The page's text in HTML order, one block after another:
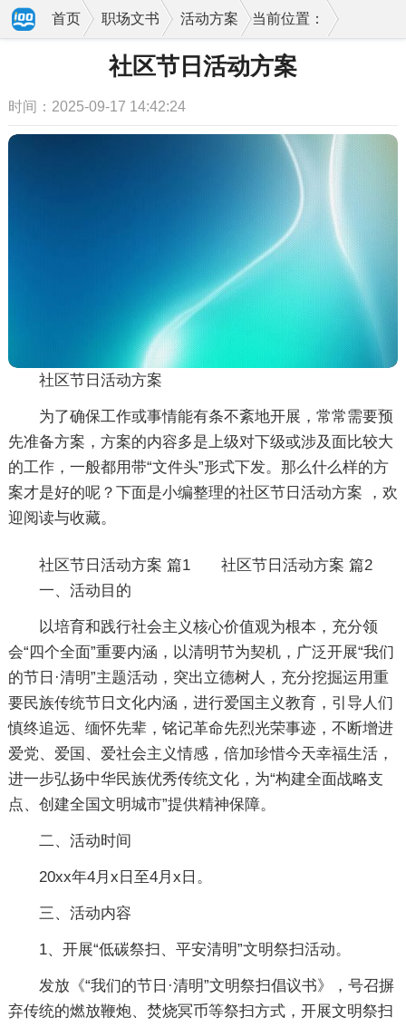
当前位置：
首页 职场文书 活动方案
社区节日活动方案
时间：2025-09-17 14:42:24
社区节日活动方案
为了确保工作或事情能有条不紊地开展，常常需要预
先准备方案，方案的内容多是上级对下级或涉及面比较大
的工作，一般都用带“文件头”形式下发。那么什么样的方
案才是好的呢？下面是小编整理的社区节日活动方案 ，欢
迎阅读与收藏。
社区节日活动方案 篇1
一、活动目的
以培育和践行社会主义核心价值观为根本，充分领
会“四个全面”重要内涵，以清明节为契机，广泛开展“我们
的节日·清明”主题活动，突出立德树人，充分挖掘运用重
要民族传统节日文化内涵，进行爱国主义教育，引导人们
慎终追远、缅怀先辈，铭记革命先烈光荣事迹，不断增进
爱党、爱国、爱社会主义情感，倍加珍惜今天幸福生活，
进一步弘扬中华民族优秀传统文化，为“构建全面战略支
点、创建全国文明城市”提供精神保障。
二、活动时间
20xx年4月x日至4月x日。
三、活动内容
1、开展“低碳祭扫、平安清明”文明祭扫活动。
发放《“我们的节日·清明”文明祭扫倡议书》，号召摒
弃传统的燃放鞭炮、焚烧冥币等祭扫方式，开展文明祭扫
社区节日活动方案 篇2